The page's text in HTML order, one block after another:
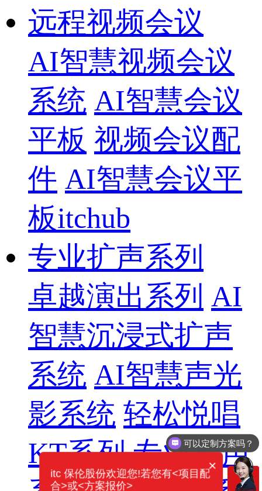
远程视频会议
AI智慧视频会议
系统 AI智慧会议
平板 视频会议配
件 AI智慧会议平
板itchub
专业扩声系列
卓越演出系列 AI
智慧沉浸式扩声
系统 AI智慧声光
影系统 轻松悦唱
KT系列 专业扩声
可以定制方案吗？
你们电话多少？
×
itc 保伦股份欢迎您!若您有<项目配
合>或<方案报价>